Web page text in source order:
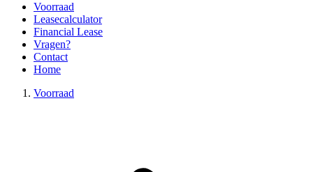
Voorraad
Leasecalculator
Financial Lease
Vragen?
Contact
Home
Voorraad